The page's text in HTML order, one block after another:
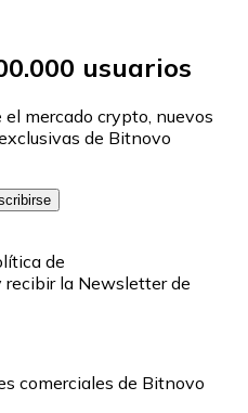
usuarios
mercado crypto, nuevos
de Bitnovo
de
la Newsletter de
comerciales de Bitnovo